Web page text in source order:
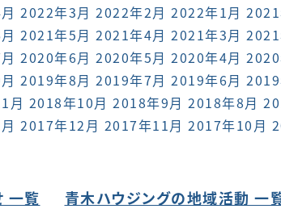
2022年3月 2022年2月 2022年1月
2021年5月 2021年4月 2021年3月
2020年6月 2020年5月 2020年4月
2019年8月 2019年7月 2019年6月
月 2018年10月 2018年9月 2018年8月
2017年12月 2017年11月 2017年10月
一覧 青木ハウジングの地域活動 一